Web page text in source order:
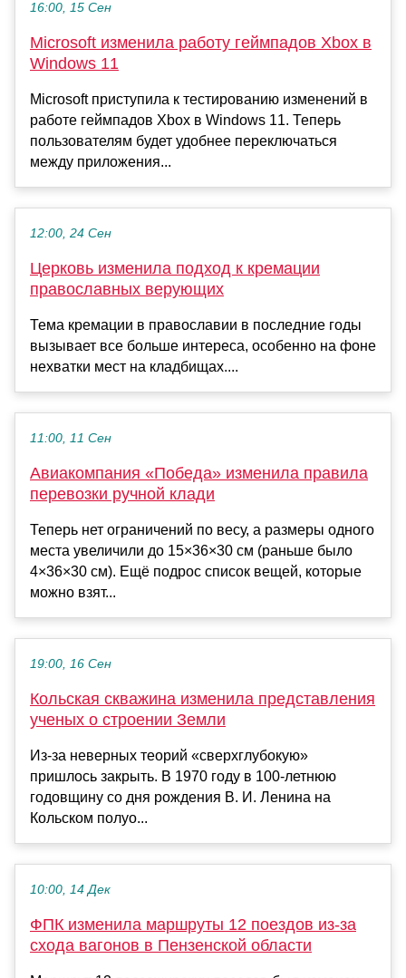
16:00, 15 Сен
Microsoft изменила работу геймпадов Xbox в
Windows 11
Microsoft приступила к тестированию изменений в
работе геймпадов Xbox в Windows 11. Теперь
пользователям будет удобнее переключаться
между приложения...
12:00, 24 Сен
Церковь изменила подход к кремации
православных верующих
Тема кремации в православии в последние годы
вызывает все больше интереса, особенно на фоне
нехватки мест на кладбищах....
11:00, 11 Сен
Авиакомпания «Победа» изменила правила
перевозки ручной клади
Теперь нет ограничений по весу, а размеры одного
места увеличили до 15×36×30 см (раньше было
4×36×30 см). Ещё подрос список вещей, которые
можно взят...
19:00, 16 Сен
Кольская скважина изменила представления
ученых о строении Земли
Из-за неверных теорий «сверхглубокую»
пришлось закрыть. В 1970 году в 100-летнюю
годовщину со дня рождения В. И. Ленина на
Кольском полуо...
10:00, 14 Дек
ФПК изменила маршруты 12 поездов из-за
схода вагонов в Пензенской области